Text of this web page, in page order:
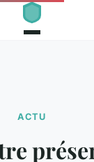
ACTU